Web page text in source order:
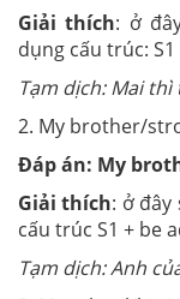
Giải thích: ở
dụng cấu trúc:
Tạm dịch: Mai
2. My brother/
Đáp án: My
Giải thích: ở
cấu trúc S1 + be
Tạm dịch: Anh